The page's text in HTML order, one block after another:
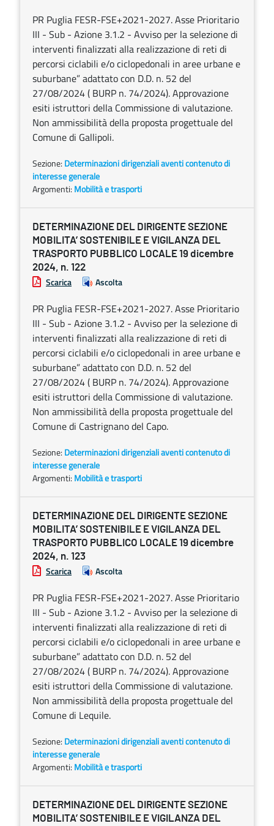
PR Puglia FESR-FSE+2021-2027. Asse Prioritario
III - Sub - Azione 3.1.2 - Avviso per la selezione di
interventi finalizzati alla realizzazione di reti di
percorsi ciclabili e/o ciclopedonali in aree urbane e
suburbane” adattato con D.D. n. 52 del
27/08/2024 ( BURP n. 74/2024). Approvazione
esiti istruttori della Commissione di valutazione.
Non ammissibilità della proposta progettuale del
Comune di Gallipoli.
Sezione: Determinazioni dirigenziali aventi contenuto di
interesse generale
Argomenti: Mobilità e trasporti
DETERMINAZIONE DEL DIRIGENTE SEZIONE
MOBILITA’ SOSTENIBILE E VIGILANZA DEL
TRASPORTO PUBBLICO LOCALE 19 dicembre
2024, n. 122
Scarica Ascolta
PR Puglia FESR-FSE+2021-2027. Asse Prioritario
III - Sub - Azione 3.1.2 - Avviso per la selezione di
interventi finalizzati alla realizzazione di reti di
percorsi ciclabili e/o ciclopedonali in aree urbane e
suburbane” adattato con D.D. n. 52 del
27/08/2024 ( BURP n. 74/2024). Approvazione
esiti istruttori della Commissione di valutazione.
Non ammissibilità della proposta progettuale del
Comune di Castrignano del Capo.
Sezione: Determinazioni dirigenziali aventi contenuto di
interesse generale
Argomenti: Mobilità e trasporti
DETERMINAZIONE DEL DIRIGENTE SEZIONE
MOBILITA’ SOSTENIBILE E VIGILANZA DEL
TRASPORTO PUBBLICO LOCALE 19 dicembre
2024, n. 123
Scarica Ascolta
PR Puglia FESR-FSE+2021-2027. Asse Prioritario
III - Sub - Azione 3.1.2 - Avviso per la selezione di
interventi finalizzati alla realizzazione di reti di
percorsi ciclabili e/o ciclopedonali in aree urbane e
suburbane” adattato con D.D. n. 52 del
27/08/2024 ( BURP n. 74/2024). Approvazione
esiti istruttori della Commissione di valutazione.
Non ammissibilità della proposta progettuale del
Comune di Lequile.
Sezione: Determinazioni dirigenziali aventi contenuto di
interesse generale
Argomenti: Mobilità e trasporti
DETERMINAZIONE DEL DIRIGENTE SEZIONE
MOBILITA’ SOSTENIBILE E VIGILANZA DEL